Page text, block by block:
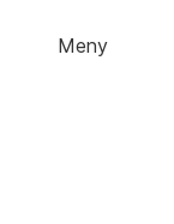
Meny